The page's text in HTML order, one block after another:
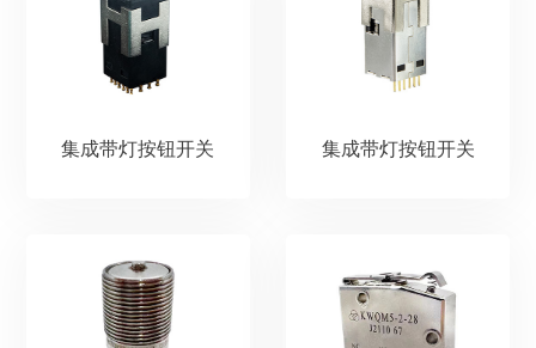
集成带灯按钮开关 集成带灯按钮开关